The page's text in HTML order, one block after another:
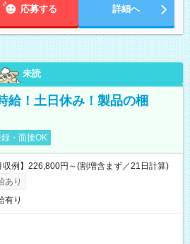
応募する 詳細へ
未読
給！土日休み！製品の梱
・面接OK
例】226,800円～(割増含まず／21日計算)
あり
有り